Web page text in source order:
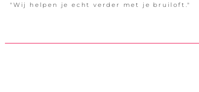
"Wij helpen je echt verder met je bruiloft."